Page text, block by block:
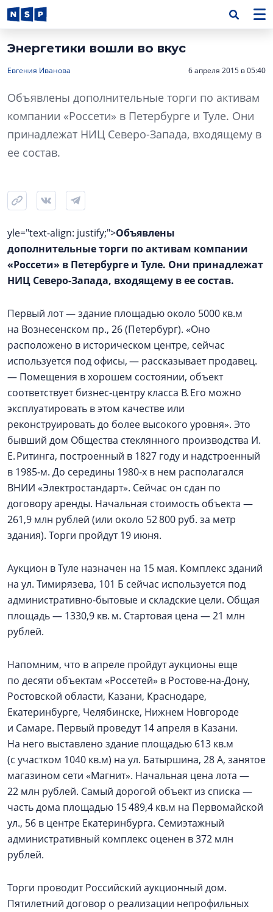
Энергетики вошли во вкус
Евгения Иванова 6 апреля 2015 в 05:40
Объявлены дополнительные торги по активам
компании «Россети» в Петербурге и Туле. Они
принадлежат НИЦ Северо-Запада, входящему в
ее состав.
yle="text-align: justify;">Объявлены
дополнительные торги по активам компании
«Россети» в Петербурге и Туле. Они принадлежат
НИЦ Северо-Запада, входящему в ее состав.
Первый лот — здание площадью около 5000 кв.м
на Вознесенском пр., 26 (Петербург). «Оно
расположено в историческом центре, сейчас
используется под офисы, — рассказывает продавец.
— Помещения в хорошем состоянии, объект
соответствует бизнес-центру класса B. Его можно
эксплуатировать в этом качестве или
реконструировать до более высокого уровня». Это
бывший дом Общества стеклянного производства И.
Е. Ритинга, построенный в 1827 году и надстроенный
в 1985‑м. До середины 1980‑х в нем располагался
ВНИИ «Электростандарт». Сейчас он сдан по
договору аренды. Начальная стоимость объекта —
261,9 млн рублей (или около 52 800 руб. за метр
здания). Торги пройдут 19 июня.
Аукцион в Туле назначен на 15 мая. Комплекс зданий
на ул. Тимирязева, 101 Б сейчас используется под
административно-бытовые и складские цели. Общая
площадь — 1330,9 кв. м. Стартовая цена — 21 млн
рублей.
Напомним, что в апреле пройдут аукционы еще
по десяти объектам «Россетей» в Ростове-на-Дону,
Ростовской области, Казани, Краснодаре,
Екатеринбурге, Челябинске, Нижнем Новгороде
и Самаре. Первый проведут 14 апреля в Казани.
На него выставлено здание площадью 613 кв.м
(с участком 1040 кв.м) на ул. Батыршина, 28 А, занятое
магазином сети «Магнит». Начальная цена лота —
22 млн рублей. Самый дорогой объект из списка —
часть дома площадью 15 489,4 кв.м на Первомайской
ул., 56 в центре Екатеринбурга. Семиэтажный
административный комплекс оценен в 372 млн
рублей.
Торги проводит Российский аукционный дом.
Пятилетний договор о реализации непрофильных